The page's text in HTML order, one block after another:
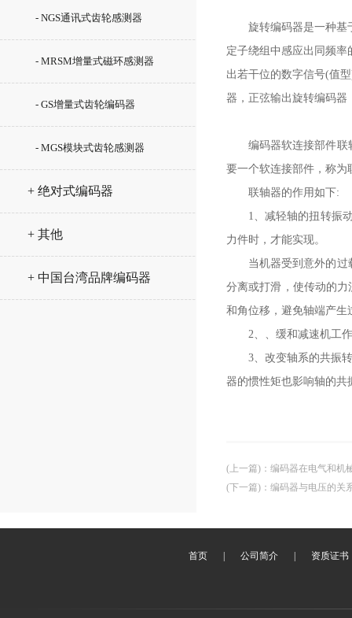
- NGS通讯式齿轮感测器
- MRSM增量式磁环感测器
- GS增量式齿轮编码器
- MGS模块式齿轮感测器
+ 绝对式编码器
+ 其他
+ 中国台湾品牌编码器
旋转编码器是一种基
定子绕组中感应出同频
出若干位的数字信号(值型
器，正弦输出旋转编码器
编码器软连接部件联
要一个软连接部件，称
联轴器的作用如下:
1、减轻轴的扭转振
力件时，才能实现。
当机器受到意外的
分离或打滑，使传动的
和角位移，避免轴端产生
2、、缓和减速机工
3、改变轴系的共振
器的惯性矩也影响轴的共
(上一篇) ： 编码器在电气和机
(下一篇) ： 编码器与电压的关
首页 公司简介 资质证书